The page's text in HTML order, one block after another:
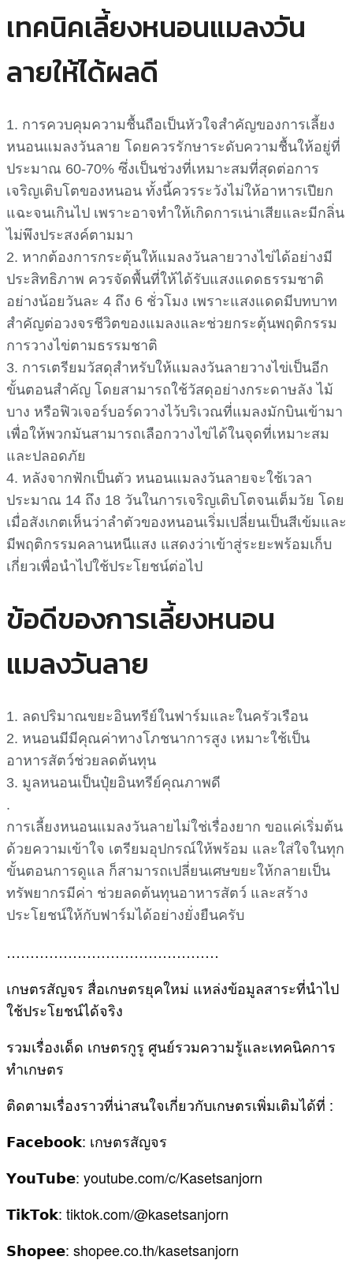
เทคนิคเลี้ยงหนอนแมลงวัน
ลายให้ได้ผลดี
1. การควบคุมความชื้นถือเป็นหัวใจสำคัญของการเลี้ยง
หนอนแมลงวันลาย โดยควรรักษาระดับความชื้นให้อยู่ที่
ประมาณ 60-70% ซึ่งเป็นช่วงที่เหมาะสมที่สุดต่อการ
เจริญเติบโตของหนอน ทั้งนี้ควรระวังไม่ให้อาหารเปียก
แฉะจนเกินไป เพราะอาจทำให้เกิดการเน่าเสียและมีกลิ่น
ไม่พึงประสงค์ตามมา
2. หากต้องการกระตุ้นให้แมลงวันลายวางไข่ได้อย่างมี
ประสิทธิภาพ ควรจัดพื้นที่ให้ได้รับแสงแดดธรรมชาติ
อย่างน้อยวันละ 4 ถึง 6 ชั่วโมง เพราะแสงแดดมีบทบาท
สำคัญต่อวงจรชีวิตของแมลงและช่วยกระตุ้นพฤติกรรม
การวางไข่ตามธรรมชาติ
3. การเตรียมวัสดุสำหรับให้แมลงวันลายวางไข่เป็นอีก
ขั้นตอนสำคัญ โดยสามารถใช้วัสดุอย่างกระดาษลัง ไม้
บาง หรือฟิวเจอร์บอร์ดวางไว้บริเวณที่แมลงมักบินเข้ามา
เพื่อให้พวกมันสามารถเลือกวางไข่ได้ในจุดที่เหมาะสม
และปลอดภัย
4. หลังจากฟักเป็นตัว หนอนแมลงวันลายจะใช้เวลา
ประมาณ 14 ถึง 18 วันในการเจริญเติบโตจนเต็มวัย โดย
เมื่อสังเกตเห็นว่าลำตัวของหนอนเริ่มเปลี่ยนเป็นสีเข้มและ
มีพฤติกรรมคลานหนีแสง แสดงว่าเข้าสู่ระยะพร้อมเก็บ
เกี่ยวเพื่อนำไปใช้ประโยชน์ต่อไป
ข้อดีของการเลี้ยงหนอน
แมลงวันลาย
1. ลดปริมาณขยะอินทรีย์ในฟาร์มและในครัวเรือน
2. หนอนมีมีคุณค่าทางโภชนาการสูง เหมาะใช้เป็น
อาหารสัตว์ช่วยลดต้นทุน
3. มูลหนอนเป็นปุ๋ยอินทรีย์คุณภาพดี
.
การเลี้ยงหนอนแมลงวันลายไม่ใช่เรื่องยาก ขอแค่เริ่มต้น
ด้วยความเข้าใจ เตรียมอุปกรณ์ให้พร้อม และใส่ใจในทุก
ขั้นตอนการดูแล ก็สามารถเปลี่ยนเศษขยะให้กลายเป็น
ทรัพยากรมีค่า ช่วยลดต้นทุนอาหารสัตว์ และสร้าง
ประโยชน์ให้กับฟาร์มได้อย่างยั่งยืนครับ
………………………………………
เกษตรสัญจร สื่อเกษตรยุคใหม่ แหล่งข้อมูลสาระที่นำไป
ใช้ประโยชน์ได้จริง
รวมเรื่องเด็ด เกษตรกูรู ศูนย์รวมความรู้และเทคนิคการ
ทำเกษตร
ติดตามเรื่องราวที่น่าสนใจเกี่ยวกับเกษตรเพิ่มเติมได้ที่ :
𝗙𝗮𝗰𝗲𝗯𝗼𝗼𝗸: เกษตรสัญจร
𝗬𝗼𝘂𝗧𝘂𝗯𝗲: youtube.com/c/Kasetsanjorn
𝗧𝗶𝗸𝗧𝗼𝗸: tiktok.com/@kasetsanjorn
𝗦𝗵𝗼𝗽𝗲𝗲: shopee.co.th/kasetsanjorn